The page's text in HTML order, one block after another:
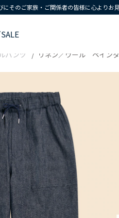
そのご家族・ご関係者の皆様に心よりお
SALE
パンツ リネン／ウール ペイン